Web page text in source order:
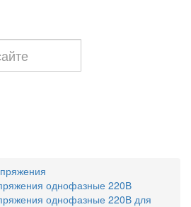
однофазные 220В
однофазные 220В для